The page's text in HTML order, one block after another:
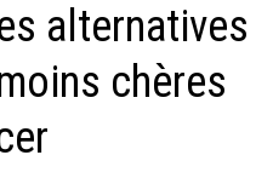
alternatives
chères